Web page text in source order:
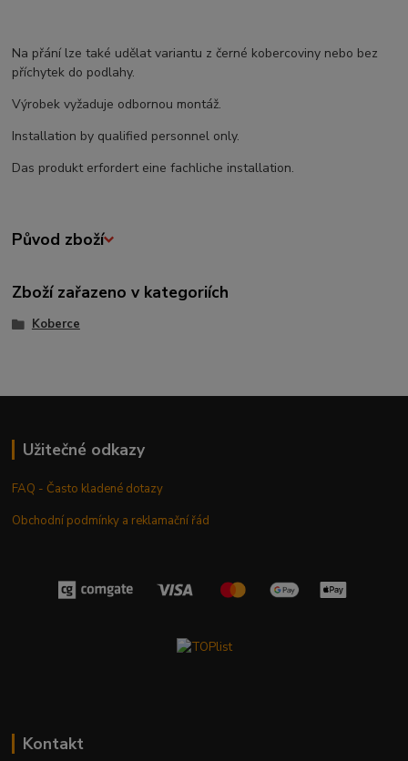
Na přání lze také udělat variantu z černé kobercoviny nebo bez
příchytek do podlahy.
Výrobek vyžaduje odbornou montáž.
Installation by qualified personnel only.
Das produkt erfordert eine fachliche installation.
Původ zboží
Zboží zařazeno v kategoriích
Koberce
Užitečné odkazy
FAQ - Často kladené dotazy
Obchodní podmínky a reklamační řád
Kontakt